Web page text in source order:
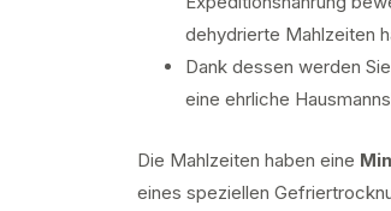
dehydrierte Mahlzeiten
Dank dessen werden
eine ehrliche
Die Mahlzeiten haben eine
eines speziellen